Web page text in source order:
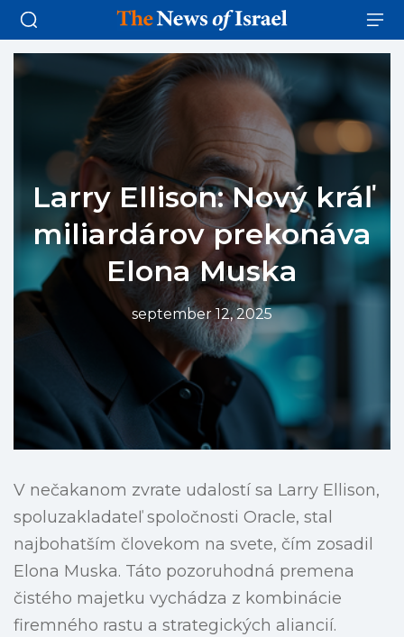
Larry Ellison: Nový kráľ
miliardárov prekonáva
Elona Muska
september 12, 2025
V nečakanom zvrate udalostí sa Larry Ellison,
spoluzakladateľ spoločnosti Oracle, stal
najbohatším človekom na svete, čím zosadil
Elona Muska. Táto pozoruhodná premena
čistého majetku vychádza z kombinácie
firemného rastu a strategických aliancií.